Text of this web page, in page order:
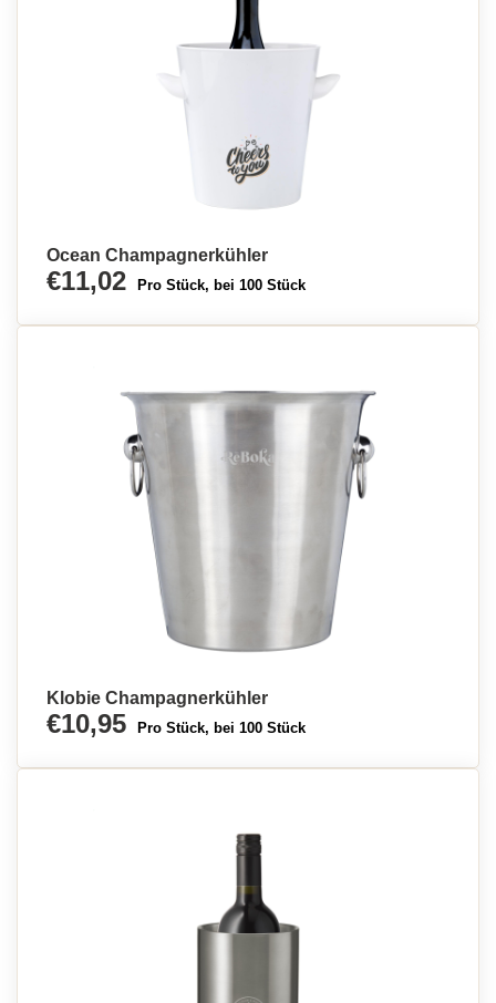
Ocean Champagnerkühler
€11,02 Pro Stück, bei 100 Stück
Klobie Champagnerkühler
€10,95 Pro Stück, bei 100 Stück